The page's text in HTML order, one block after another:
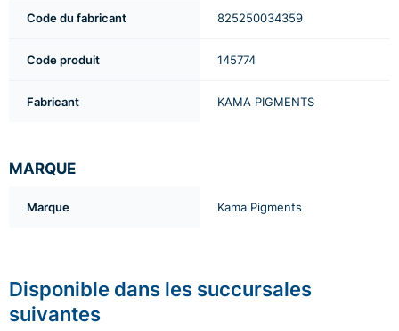
Code du fabricant 825250034359
Code produit 145774
Fabricant KAMA PIGMENTS
MARQUE
Marque Kama Pigments
Disponible dans les succursales
suivantes